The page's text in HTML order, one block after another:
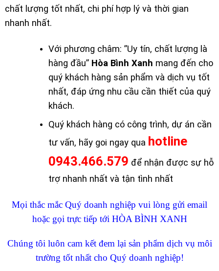
chất lượng tốt nhất, chi phí hợp lý và thời gian
nhanh nhất.
Với phương châm: ”Uy tín, chất lượng là
hàng đầu” Hòa Bình Xanh mang đến cho
quý khách hàng sản phẩm và dịch vụ tốt
nhất, đáp ứng nhu cầu cần thiết của quý
khách.
Quý khách hàng có công trình, dự án cần
tư vấn, hãy goi ngay qua hotline
0943.466.579 để nhận được sự hỗ
trợ nhanh nhất và tận tình nhất
Mọi thắc mắc Quý doanh nghiệp vui lòng gửi email
hoặc gọi trực tiếp tới HÒA BÌNH XANH
Chúng tôi luôn cam kết đem lại sản phẩm dịch vụ môi
trường tốt nhất cho Quý doanh nghiệp!